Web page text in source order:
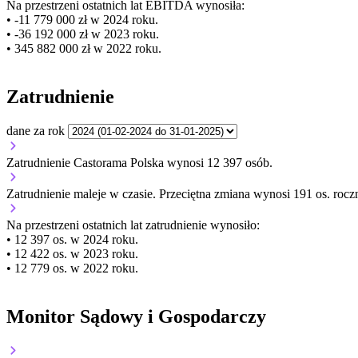
Na przestrzeni ostatnich lat EBITDA wynosiła:
• -11 779 000 zł w 2024 roku.
• -36 192 000 zł w 2023 roku.
• 345 882 000 zł w 2022 roku.
Zatrudnienie
dane za rok
Zatrudnienie Castorama Polska wynosi 12 397 osób.
Zatrudnienie maleje w czasie. Przeciętna zmiana wynosi 191 os.
Na przestrzeni ostatnich lat zatrudnienie wynosiło:
• 12 397 os. w 2024 roku.
• 12 422 os. w 2023 roku.
• 12 779 os. w 2022 roku.
Monitor Sądowy i Gospodarczy